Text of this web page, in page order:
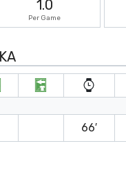
1.0
Per Game
66′